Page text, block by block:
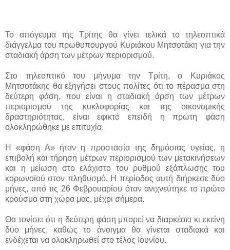
Το απόγευμα της Τρίτης θα γίνει τελικά το τηλεοπτικά
διάγγελμα του πρωθυπουργού Κυριάκου Μητσοτάκη για την
σταδιακή άρση των μέτρων περιορισμού.
Στο τηλεοπτικό του μήνυμα την Τρίτη, ο Κυριάκος
Μητσοτάκης θα εξηγήσει στους πολίτες ότι το πέρασμα στη
δεύτερη φάση, που είναι η σταδιακή άρση των μέτρων
περιορισμού της κυκλοφορίας και της οικονομικής
δραστηριότητας, είναι εφικτό επειδή η πρώτη φάση
ολοκληρώθηκε με επιτυχία.
Η «φάση Α» ήταν η προστασία της δημόσιας υγείας, η
επιβολή και τήρηση μέτρων περιορισμού των μετακινήσεων
και η μείωση στο ελάχιστο του ρυθμού εξάπλωσης του
κορωνοϊού στον πληθυσμό. Η περίοδος αυτή διήρκεσε δύο
μήνες, από τις 26 Φεβρουαρίου όταν ανιχνεύτηκε το πρώτο
κρούσμα στη χώρα μας, μέχρι σήμερα.
Θα τονίσει ότι η δεύτερη φάση μπορεί να διαρκέσει κι εκείνη
δύο μήνες, καθώς το άνοιγμα θα γίνεται σταδιακά και
ενδέχεται να ολοκληρωθεί στο τέλος Ιουνίου.